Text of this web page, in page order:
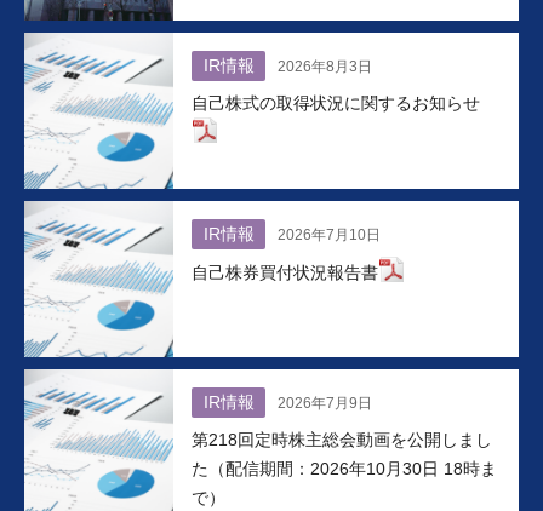
IR情報 2026年8月3日
自己株式の取得状況に関するお知らせ
IR情報 2026年7月10日
自己株券買付状況報告書
IR情報 2026年7月9日
第218回定時株主総会動画を公開しまし
た（配信期間：2026年10月30日 18時ま
で）